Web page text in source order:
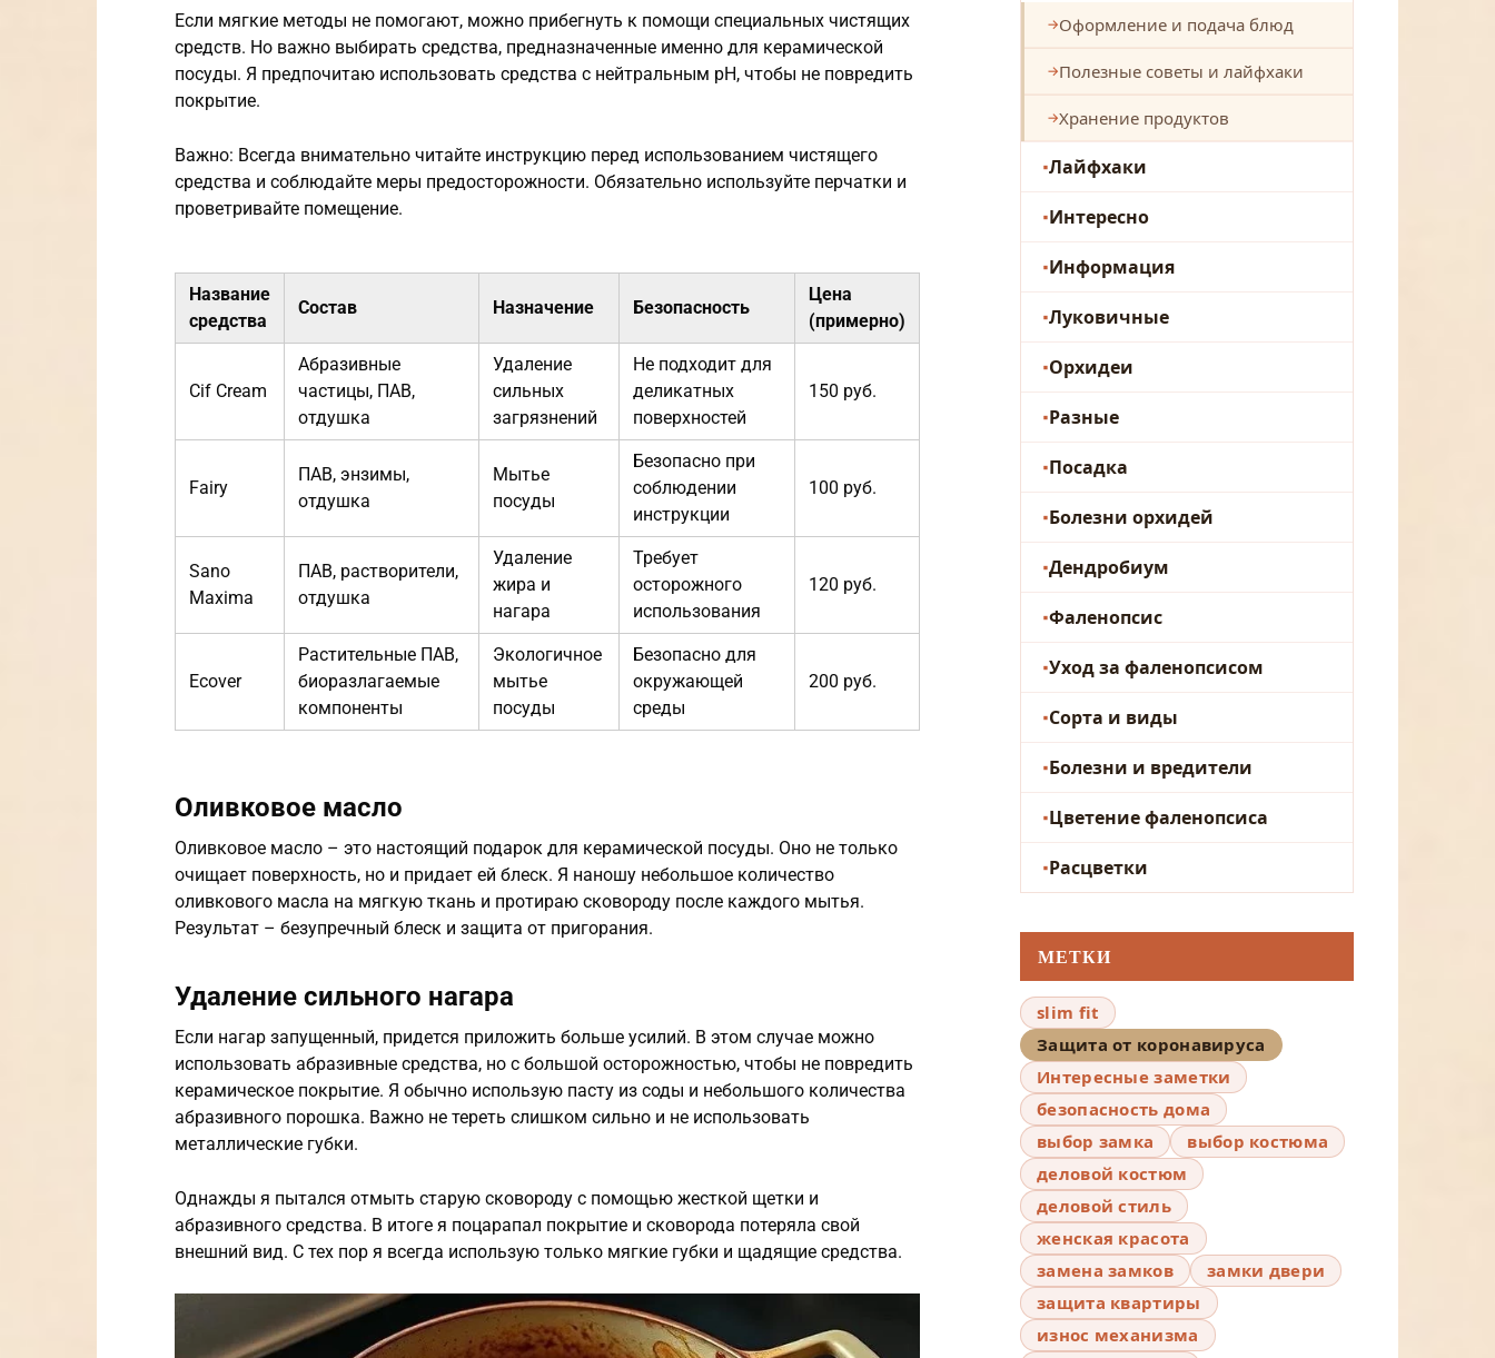
Если мягкие методы не помогают, можно прибегнуть к помощи специальных чистящих
средств. Но важно выбирать средства, предназначенные именно для керамической
посуды. Я предпочитаю использовать средства с нейтральным pH, чтобы не повредить
покрытие.
Важно: Всегда внимательно читайте инструкцию перед использованием чистящего
средства и соблюдайте меры предосторожности. Обязательно используйте перчатки и
проветривайте помещение.
Название
средства
Состав Назначение Безопасность
Цена
(примерно)
Cif Cream
Абразивные
частицы, ПАВ,
отдушка
Удаление
сильных
загрязнений
Не подходит для
деликатных
поверхностей
150 руб.
Fairy
ПАВ, энзимы,
отдушка
Мытье
посуды
Безопасно при
соблюдении
инструкции
100 руб.
Sano
Maxima
ПАВ, растворители,
отдушка
Удаление
жира и
нагара
Требует
осторожного
использования
120 руб.
Ecover
Растительные ПАВ,
биоразлагаемые
компоненты
Экологичное
мытье
посуды
Безопасно для
окружающей
среды
200 руб.
Оливковое масло
Оливковое масло – это настоящий подарок для керамической посуды. Оно не только
очищает поверхность, но и придает ей блеск. Я наношу небольшое количество
оливкового масла на мягкую ткань и протираю сковороду после каждого мытья.
Результат – безупречный блеск и защита от пригорания.
Удаление сильного нагара
Если нагар запущенный, придется приложить больше усилий. В этом случае можно
использовать абразивные средства, но с большой осторожностью, чтобы не повредить
керамическое покрытие. Я обычно использую пасту из соды и небольшого количества
абразивного порошка. Важно не тереть слишком сильно и не использовать
металлические губки.
Однажды я пытался отмыть старую сковороду с помощью жесткой щетки и
абразивного средства. В итоге я поцарапал покрытие и сковорода потеряла свой
внешний вид. С тех пор я всегда использую только мягкие губки и щадящие средства.
Оформление и подача блюд
Полезные советы и лайфхаки
Хранение продуктов
Лайфхаки
Интересно
Информация
Луковичные
Орхидеи
Разные
Посадка
Болезни орхидей
Дендробиум
Фаленопсис
Уход за фаленопсисом
Сорта и виды
Болезни и вредители
Цветение фаленопсиса
Расцветки
МЕТКИ
slim fit
Защита от коронавируса
Интересные заметки
безопасность дома
выбор замка
выбор костюма
деловой костюм
деловой стиль
женская красота
замена замков
замки двери
защита квартиры
износ механизма